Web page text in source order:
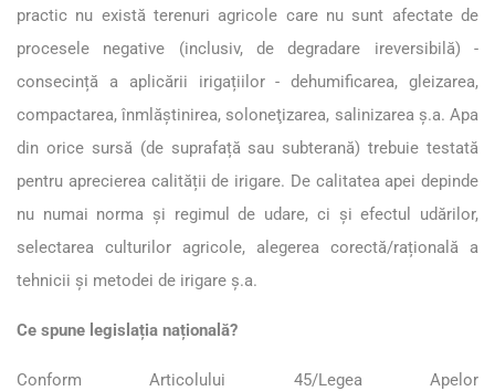
practic nu există terenuri agricole care nu sunt afectate de
procesele negative (inclusiv, de degradare ireversibilă) -
consecință a aplicării irigațiilor - dehumificarea, gleizarea,
compactarea, înmlăştinirea, soloneţizarea, salinizarea ş.a. Apa
din orice sursă (de suprafață sau subterană) trebuie testată
pentru aprecierea calității de irigare. De calitatea apei depinde
nu numai norma și regimul de udare, ci și efectul udărilor,
selectarea culturilor agricole, alegerea corectă/rațională a
tehnicii și metodei de irigare ş.a.
Ce spune legislația națională?
Conform Articolului 45/Legea Apelor